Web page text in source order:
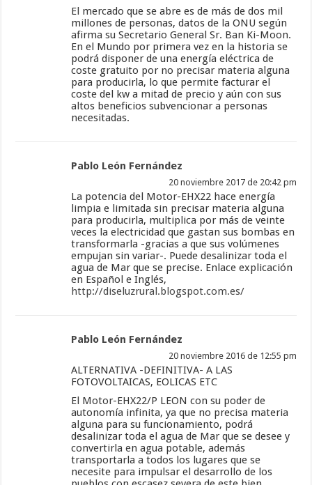
El mercado que se abre es de más de dos mil
millones de personas, datos de la ONU según
afirma su Secretario General Sr. Ban Ki-Moon.
En el Mundo por primera vez en la historia se
podrá disponer de una energía eléctrica de
coste gratuito por no precisar materia alguna
para producirla, lo que permite facturar el
coste del kw a mitad de precio y aún con sus
altos beneficios subvencionar a personas
necesitadas.
Pablo León Fernández
20 noviembre 2017 de 20:42 pm
La potencia del Motor-EHX22 hace energía
limpia e limitada sin precisar materia alguna
para producirla, multiplica por más de veinte
veces la electricidad que gastan sus bombas en
transformarla -gracias a que sus volúmenes
empujan sin variar-. Puede desalinizar toda el
agua de Mar que se precise. Enlace explicación
en Español e Inglés,
http://diseluzrural.blogspot.com.es/
Pablo León Fernández
20 noviembre 2016 de 12:55 pm
ALTERNATIVA -DEFINITIVA- A LAS
FOTOVOLTAICAS, EOLICAS ETC
El Motor-EHX22/P LEON con su poder de
autonomía infinita, ya que no precisa materia
alguna para su funcionamiento, podrá
desalinizar toda el agua de Mar que se desee y
convertirla en agua potable, además
transportarla a todos los lugares que se
necesite para impulsar el desarrollo de los